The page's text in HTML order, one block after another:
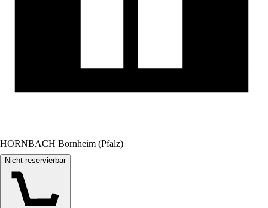
HORNBACH Bornheim (Pfalz)
Nicht reservierbar